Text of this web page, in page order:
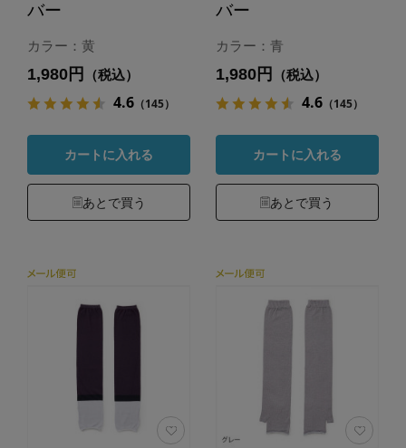
バー
カラー：黄
1,980円 （税込）
4.6（145）
カートに入れる
あとで買う
バー
カラー：青
1,980円 （税込）
4.6（145）
カートに入れる
あとで買う